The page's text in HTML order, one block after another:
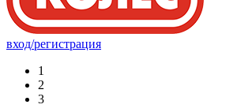
вход/регистрация
1
2
3